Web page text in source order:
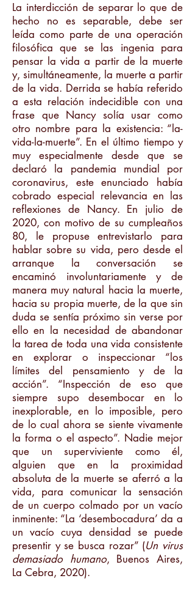
La interdicción de separar lo que de
hecho no es separable, debe ser
leída como parte de una operación
filosófica que se las ingenia para
pensar la vida a partir de la muerte
y, simultáneamente, la muerte a partir
de la vida. Derrida se había referido
a esta relación indecidible con una
frase que Nancy solía usar como
otro nombre para la existencia: “la-
vida-la-muerte”. En el último tiempo y
muy especialmente desde que se
declaró la pandemia mundial por
coronavirus, este enunciado había
cobrado especial relevancia en las
reflexiones de Nancy. En julio de
2020, con motivo de su cumpleaños
80, le propuse entrevistarlo para
hablar sobre su vida, pero desde el
arranque la conversación se
encaminó involuntariamente y de
manera muy natural hacia la muerte,
hacia su propia muerte, de la que sin
duda se sentía próximo sin verse por
ello en la necesidad de abandonar
la tarea de toda una vida consistente
en explorar o inspeccionar “los
límites del pensamiento y de la
acción”. “Inspección de eso que
siempre supo desembocar en lo
inexplorable, en lo imposible, pero
de lo cual ahora se siente vivamente
la forma o el aspecto”. Nadie mejor
que un superviviente como él,
alguien que en la proximidad
absoluta de la muerte se aferró a la
vida, para comunicar la sensación
de un cuerpo colmado por un vacío
inminente: “La ‘desembocadura’ da a
un vacío cuya densidad se puede
presentir y se busca rozar” (Un virus
demasiado humano, Buenos Aires,
La Cebra, 2020).